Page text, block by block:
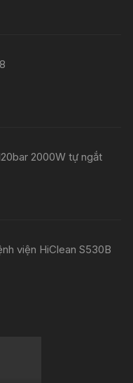
2000W tự ngắt
viện HiClean S530B